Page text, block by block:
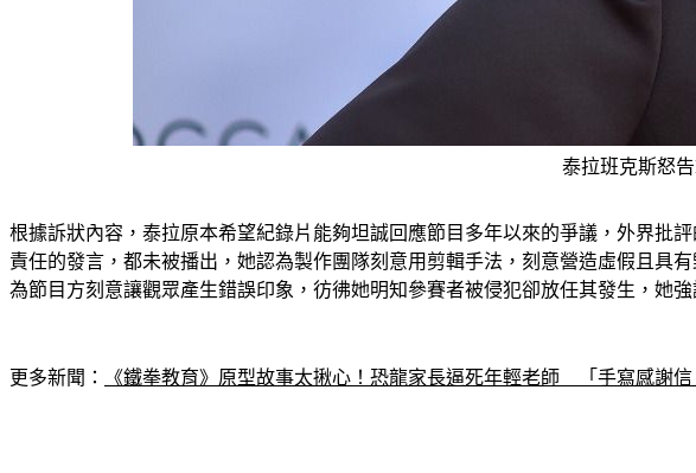
泰拉班克斯怒
根據訴狀內容，泰拉原本希望紀錄片能夠坦誠回應節目多年以來的爭議，外界批
責任的發言，都未被播出，她認為製作團隊刻意用剪輯手法，刻意營造虛假且具
為節目方刻意讓觀眾產生錯誤印象，彷彿她明知參賽者被侵犯卻放任其發生，她
更多新聞： 《鐵拳教育》原型故事太揪心！恐龍家長逼死年輕老師　「手寫感謝